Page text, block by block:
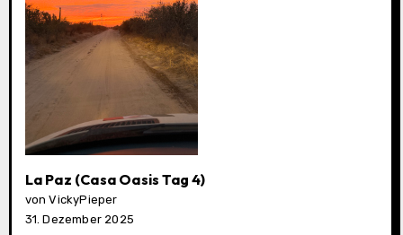
La Paz (Casa Oasis Tag 4)
von VickyPieper
31. Dezember 2025